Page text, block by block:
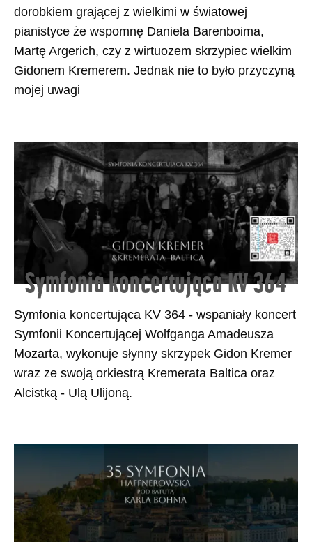
dorobkiem grającej z wielkimi w światowej
pianistyce że wspomnę Daniela Barenboima,
Martę Argerich, czy z wirtuozem skrzypiec wielkim
Gidonem Kremerem. Jednak nie to było przyczyną
mojej uwagi
Symfonia koncertująca KV 364
Symfonia koncertująca KV 364 - wspaniały koncert
Symfonii Koncertującej Wolfganga Amadeusza
Mozarta, wykonuje słynny skrzypek Gidon Kremer
wraz ze swoją orkiestrą Kremerata Baltica oraz
Alcistką - Ulą Ulijoną.